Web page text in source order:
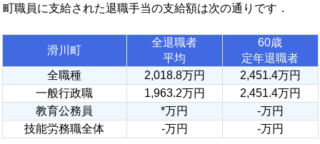
町職員に支給された退職手当の支給額は次の通りです．
滑川町
全退職者
平均
60歳
定年退職者
全職種
2,018.8万円
2,451.4万円
一般行政職
1,963.2万円
2,451.4万円
教育公務員
*万円
-万円
技能労務職全体
-万円 -万円